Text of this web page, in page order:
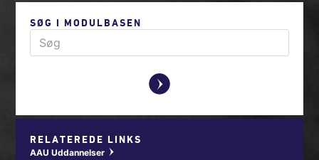
SØG I MODULBASEN
y
RELATEREDE LINKS
AAU Uddannelser w